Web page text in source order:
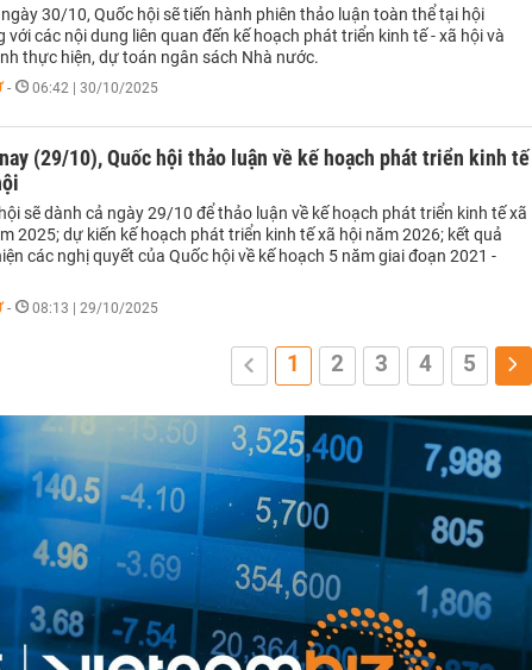
30/10, Quốc hội sẽ tiến hành phiên thảo luận toàn thể tại hội
với các nội dung liên quan đến kế hoạch phát triển kinh tế - xã hội và
thực hiện, dự toán ngân sách Nhà nước.
- 06:42 | 30/10/2025
(29/10), Quốc hội thảo luận về kế hoạch phát triển kinh tế
sẽ dành cả ngày 29/10 để thảo luận về kế hoạch phát triển kinh tế xã
2025; dự kiến kế hoạch phát triển kinh tế xã hội năm 2026; kết quả
các nghị quyết của Quốc hội về kế hoạch 5 năm giai đoạn 2021 -
- 08:13 | 29/10/2025
1 2 3 4 5